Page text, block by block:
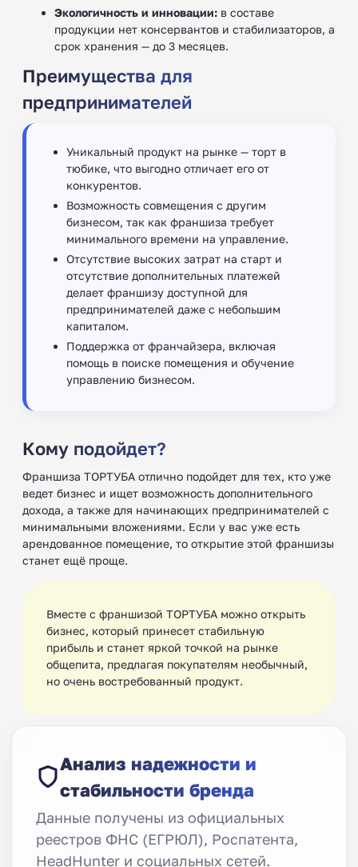
Экологичность и инновации: в составе
продукции нет консервантов и стабилизаторов, а
срок хранения — до 3 месяцев.
Преимущества для
предпринимателей
Уникальный продукт на рынке — торт в
тюбике, что выгодно отличает его от
конкурентов.
Возможность совмещения с другим
бизнесом, так как франшиза требует
минимального времени на управление.
Отсутствие высоких затрат на старт и
отсутствие дополнительных платежей
делает франшизу доступной для
предпринимателей даже с небольшим
капиталом.
Поддержка от франчайзера, включая
помощь в поиске помещения и обучение
управлению бизнесом.
Кому подойдет?
Франшиза ТОРТУБА отлично подойдет для тех, кто уже
ведет бизнес и ищет возможность дополнительного
дохода, а также для начинающих предпринимателей с
минимальными вложениями. Если у вас уже есть
арендованное помещение, то открытие этой франшизы
станет ещё проще.
Вместе с франшизой ТОРТУБА можно открыть
бизнес, который принесет стабильную
прибыль и станет яркой точкой на рынке
общепита, предлагая покупателям необычный,
но очень востребованный продукт.
Анализ надежности и
стабильности бренда
Данные получены из официальных
реестров ФНС (ЕГРЮЛ), Роспатента,
HeadHunter и социальных сетей.